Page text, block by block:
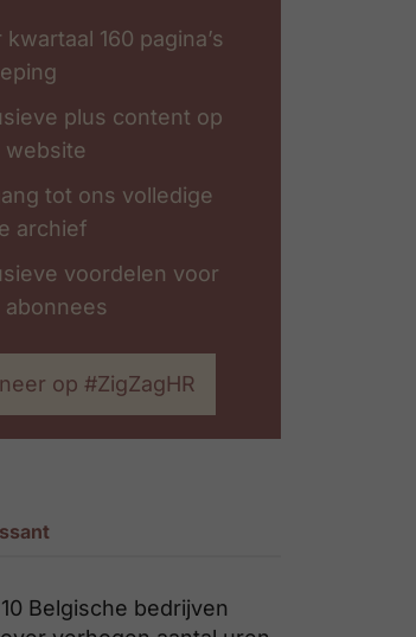
kwartaal 160 pagina’s
plus content op
website
tot ons volledige
archief
voordelen voor
abonnees
op #ZigZagHR
Belgische bedrijven